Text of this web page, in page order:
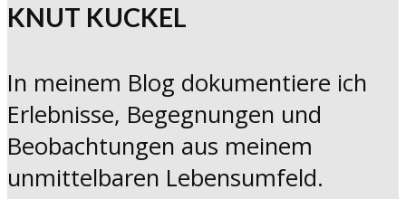
KNUT KUCKEL
In meinem Blog dokumentiere ich
Erlebnisse, Begegnungen und
Beobachtungen aus meinem
unmittelbaren Lebensumfeld.